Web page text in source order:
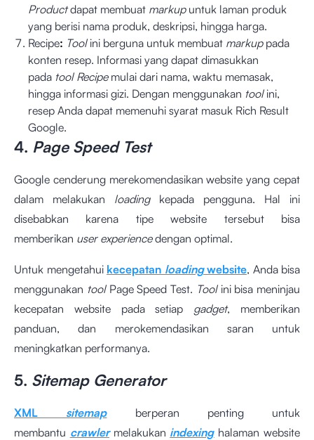
Productdapat membuat markupuntuk laman produk
yang berisi nama produk, deskripsi, hingga harga.
Recipe: Tool ini berguna untuk membuat markuppada
konten resep. Informasi yang dapat dimasukkan
pada tool Recipe mulai dari nama, waktu memasak,
hingga informasi gizi. Dengan menggunakan tool ini,
resep Anda dapat memenuhi syarat masuk Rich Result
Google.
4. Page Speed Test
Google cenderung merekomendasikan website yang cepat
dalam melakukan loading kepada pengguna. Hal ini
disebabkan karena tipe website tersebut bisa
memberikan user experiencedengan optimal.
Untuk mengetahui kecepatan loadingwebsite, Anda bisa
menggunakan tool Page Speed Test. Toolini bisa meninjau
kecepatan website pada setiap gadget, memberikan
panduan, dan merokemendasikan saran untuk
meningkatkan performanya.
5. Sitemap Generator
XML sitemap
berperan penting untuk
membantu crawler melakukan indexing halaman website